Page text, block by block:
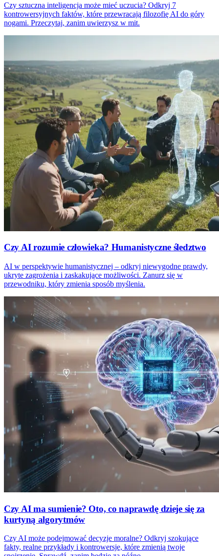
Czy sztuczna inteligencja może mieć uczucia? Odkryj 7
kontrowersyjnych faktów, które przewracają filozofię AI do góry
nogami. Przeczytaj, zanim uwierzysz w mit.
Czy AI rozumie człowieka? Humanistyczne śledztwo
AI w perspektywie humanistycznej – odkryj niewygodne prawdy,
ukryte zagrożenia i zaskakujące możliwości. Zanurz się w
przewodniku, który zmienia sposób myślenia.
Czy AI ma sumienie? Oto, co naprawdę dzieje się za
kurtyną algorytmów
Czy AI może podejmować decyzje moralne? Odkryj szokujące
fakty, realne przykłady i kontrowersje, które zmienią twoje